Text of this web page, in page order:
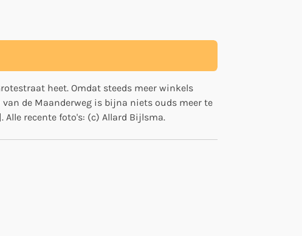
heet. Omdat steeds meer winkels
de Maanderweg is bijna niets ouds meer te
Alle recente foto's: (c) Allard Bijlsma.